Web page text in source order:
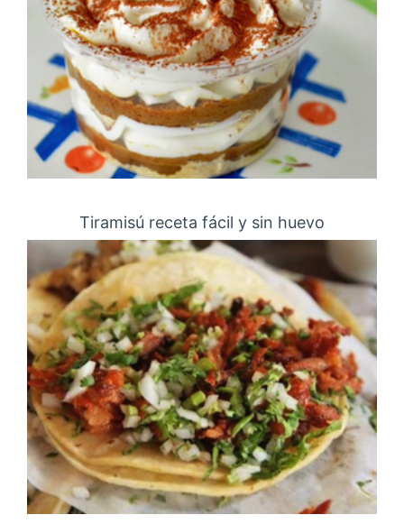
Tiramisú receta fácil y sin huevo